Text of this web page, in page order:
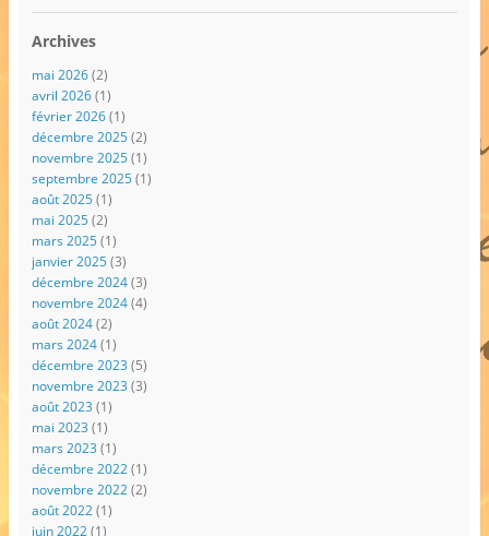
Archives
mai 2026(2)
avril 2026(1)
février 2026(1)
décembre 2025(2)
novembre 2025(1)
septembre 2025(1)
août 2025(1)
mai 2025(2)
mars 2025(1)
janvier 2025(3)
décembre 2024(3)
novembre 2024(4)
août 2024(2)
mars 2024(1)
décembre 2023 (5)
novembre 2023 (3)
août 2023 (1)
mai 2023 (1)
mars 2023 (1)
décembre 2022(1)
novembre 2022(2)
août 2022(1)
juin 2022(1)